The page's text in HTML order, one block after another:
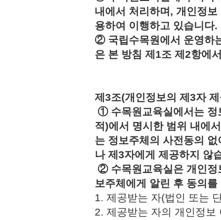
내에서 처리하며, 개인정
용하여 이행하고 있습니다.
② 국립수목원에서 운영하
은 본 방침 제1조 제2항에
제3조(개인정보의 제3자
① 수목원교육실에서는 정
적)에서 명시한 범위 내에
는 정보주체의 사전동의
나 제3자에게 제공하지 않
② 수목원교육실은 개인정
보주체에게 알린 후 동의
1. 제공받는 자(법인 또
2. 제공받는 자의 개인정